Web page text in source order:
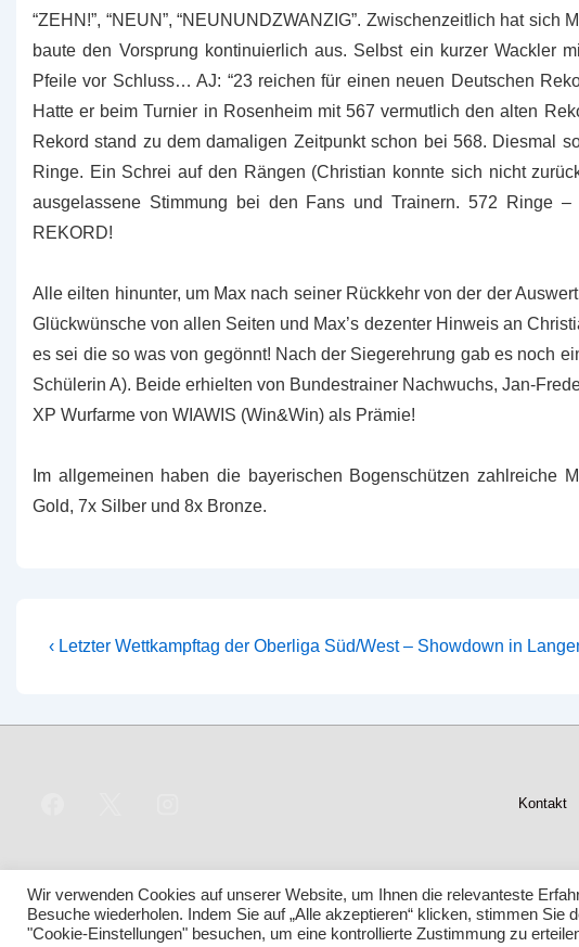
“ZEHN!”, “NEUN”, “NEUNUNDZWANZIG”. Zwischenzeitlich hat
baute den Vorsprung kontinuierlich aus. Selbst ein kurzer Wackler
Pfeile vor Schluss… AJ: “23 reichen für einen neuen Deutschen
Hatte er beim Turnier in Rosenheim mit 567 vermutlich den alten
Rekord stand zu dem damaligen Zeitpunkt schon bei 568. Diesmal
Ringe. Ein Schrei auf den Rängen (Christian konnte sich nicht
ausgelassene Stimmung bei den Fans und Trainern. 572 Ringe
REKORD!
Alle eilten hinunter, um Max nach seiner Rückkehr von der der
Glückwünsche von allen Seiten und Max’s dezenter Hinweis an
es sei die so was von gegönnt! Nach der Siegerehrung gab es noch
Schülerin A). Beide erhielten von Bundestrainer Nachwuchs, Jan-
XP Wurfarme von WIAWIS (Win&Win) als Prämie!
Im allgemeinen haben die bayerischen Bogenschützen zahlreiche
Gold, 7x Silber und 8x Bronze.
Beitragsnavigation
Vorheriger
‹ Letzter Wettkampftag der Oberliga Süd/West – Showdown in
Kontakt
Wir verwenden Cookies auf unserer Website, um Ihnen die relevanteste
Besuche wiederholen. Indem Sie auf „Alle akzeptieren“ klicken, stimmen
"Cookie-Einstellungen" besuchen, um eine kontrollierte Zustimmung zu